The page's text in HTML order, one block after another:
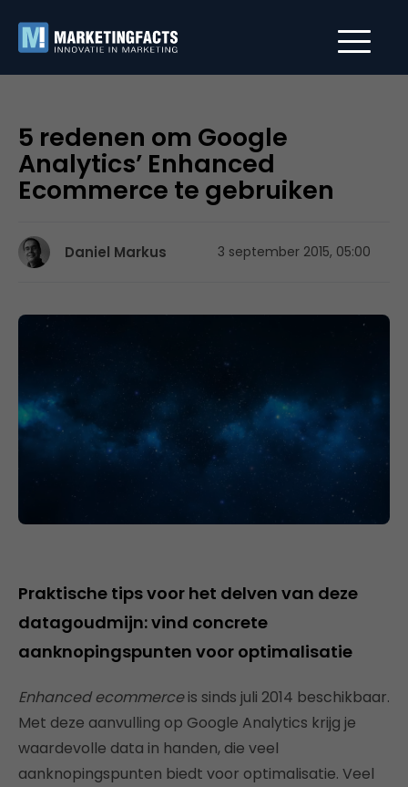
5 redenen om Google
Analytics’ Enhanced
Ecommerce te gebruiken
Daniel Markus 3 september 2015, 05:00
Praktische tips voor het delven van deze
datagoudmijn: vind concrete
aanknopingspunten voor optimalisatie
Enhanced ecommerceis sinds juli 2014 beschikbaar.
Met deze aanvulling op Google Analytics krijg je
waardevolle data in handen, die veel
aanknopingspunten biedt voor optimalisatie. Veel